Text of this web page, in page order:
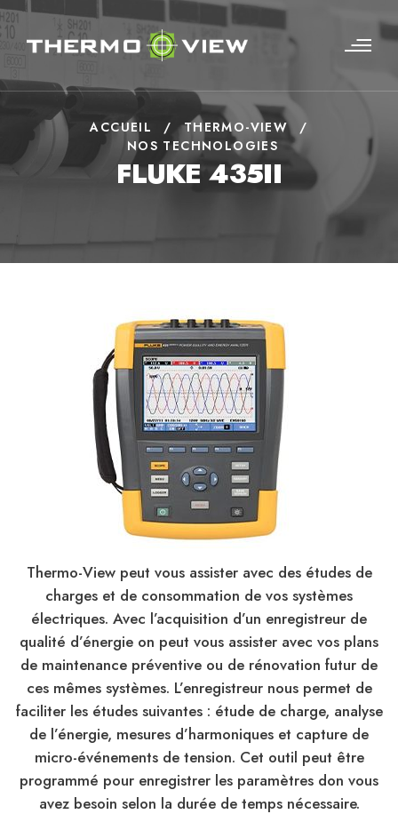
ACCUEIL / THERMO-VIEW
/
NOS TECHNOLOGIES
FLUKE 435II
Thermo-View peut vous assister avec des études de
charges et de consommation de vos systèmes
électriques. Avec l’acquisition d’un enregistreur de
qualité d’énergie on peut vous assister avec vos plans
de maintenance préventive ou de rénovation futur de
ces mêmes systèmes. L’enregistreur nous permet de
faciliter les études suivantes : étude de charge, analyse
de l’énergie, mesures d’harmoniques et capture de
micro-événements de tension. Cet outil peut être
programmé pour enregistrer les paramètres don vous
avez besoin selon la durée de temps nécessaire.